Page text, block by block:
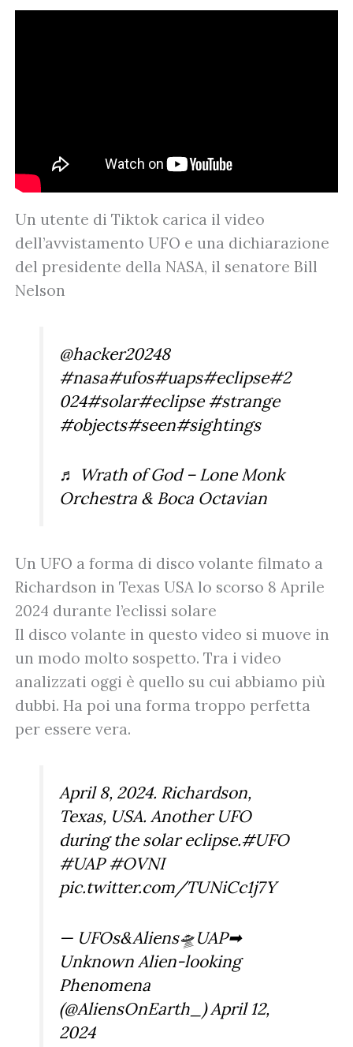
Un utente di Tiktok carica il video
dell’avvistamento UFO e una dichiarazione
del presidente della NASA, il senatore Bill
Nelson
@hacker20248
#nasa#ufos#uaps#eclipse#2
024#solar#eclipse #strange
#objects#seen#sightings
♬ Wrath of God – Lone Monk
Orchestra & Boca Octavian
Un UFO a forma di disco volante filmato a
Richardson in Texas USA lo scorso 8 Aprile
2024 durante l’eclissi solare
Il disco volante in questo video si muove in
un modo molto sospetto. Tra i video
analizzati oggi è quello su cui abbiamo più
dubbi. Ha poi una forma troppo perfetta
per essere vera.
April 8, 2024. Richardson,
Texas, USA. Another UFO
during the solar eclipse.#UFO
#UAP #OVNI
pic.twitter.com/TUNiCc1j7Y
— UFOs&Aliens🛸UAP➡
Unknown Alien-looking
Phenomena
(@AliensOnEarth_)April 12,
2024